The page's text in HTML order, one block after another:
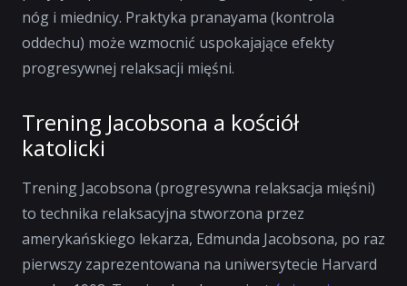
nóg i miednicy. Praktyka pranayama (kontrola
oddechu) może wzmocnić uspokajające efekty
progresywnej relaksacji mięśni.
Trening Jacobsona a kościół
katolicki
Trening Jacobsona (progresywna relaksacja mięśni)
to technika relaksacyjna stworzona przez
amerykańskiego lekarza, Edmunda Jacobsona, po raz
pierwszy zaprezentowana na uniwersytecie Harvard